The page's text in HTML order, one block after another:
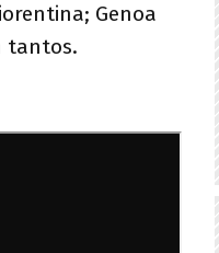
Genoa
tantos.